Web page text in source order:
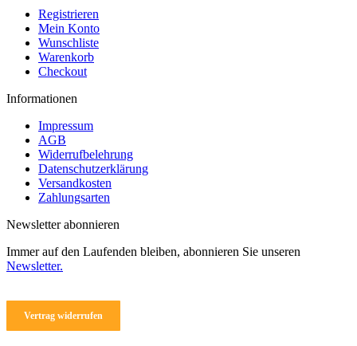
Optionen
können
Produktseite
gewählt
werden
Registrieren
Mein Konto
Wunschliste
Warenkorb
Checkout
Informationen
Impressum
AGB
Widerrufbelehrung
Datenschutzerklärung
Versandkosten
Zahlungsarten
Newsletter abonnieren
Immer auf den Laufenden bleiben, abonnieren Sie unseren
Newsletter.
Vertrag widerrufen